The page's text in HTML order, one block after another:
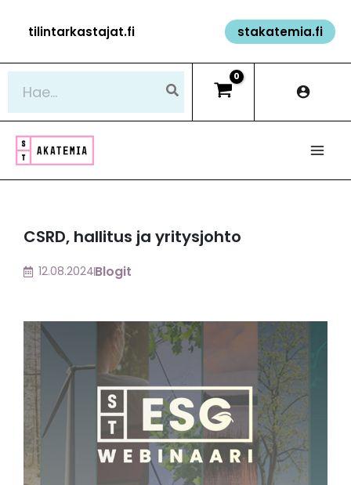
sisältöön
tilintarkastajat.fi stakatemia.fi
CSRD, hallitus ja yritysjohto
12.08.2024Blogit